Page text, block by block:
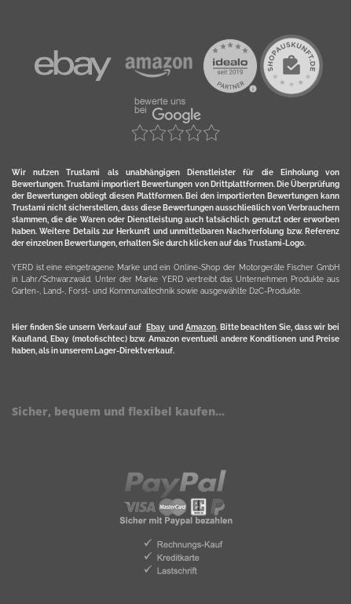
Wir nutzen Trustami als unabhängigen Dienstleister für die Einholung von
Bewertungen. Trustami importiert Bewertungen von Drittplattformen. Die Überprüfung
der Bewertungen obliegt diesen Plattformen. Bei den importierten Bewertungen kann
Trustami nicht sicherstellen, dass diese Bewertungen ausschließlich von Verbrauchern
stammen, die die Waren oder Dienstleistung auch tatsächlich genutzt oder erworben
haben. Weitere Details zur Herkunft und unmittelbaren Nachverfolung bzw. Referenz
der einzelnen Bewertungen, erhalten Sie durch klicken auf das Trustami-Logo.
YERD ist eine eingetragene Marke und ein Online-Shop der Motorgeräte Fischer GmbH
in Lahr/Schwarzwald. Unter der Marke YERD vertreibt das Unternehmen Produkte aus
Garten-, Land-, Forst- und Kommunaltechnik sowie ausgewählte D2C-Produkte.
Hier finden Sie unsern Verkauf auf Ebayund Amazon. Bitte beachten Sie, dass wir bei
Kaufland, Ebay (motofischtec) bzw. Amazon eventuell andere Konditionen und Preise
haben, als in unserem Lager-Direktverkauf.
Sicher, bequem und flexibel kaufen...